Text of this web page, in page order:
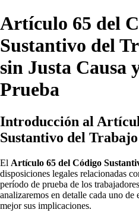
Artículo 65 del
Sustantivo del
sin Justa Causa
Prueba
Introducción al
Sustantivo del Trabajo
El Artículo 65 del Código
disposiciones legales relacionadas
período de prueba de los
analizaremos en detalle cada uno de
mejor sus implicaciones.